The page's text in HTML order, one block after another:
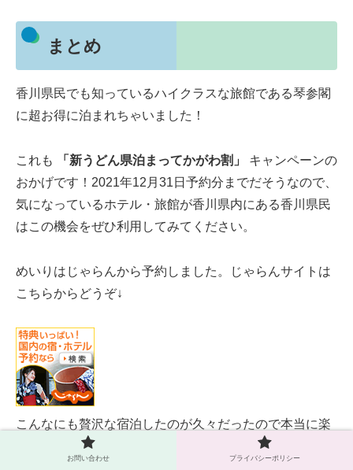
まとめ
香川県民でも知っているハイクラスな旅館である琴参閣
に超お得に泊まれちゃいました！
これも 「新うどん県泊まってかがわ割」
キャンペーンの
おかげです！2021年12月31日予約分までだそうなので、
気になっているホテル・旅館が香川県内にある香川県民
はこの機会をぜひ利用してみてください。
めいりはじゃらんから予約しました。じゃらんサイトは
こちらからどうぞ↓
こんなにも贅沢な宿泊したのが久々だったので本当に楽
しかったです！琴参閣がじゃらんアワードで中四国エリ
お問い合わせ プライバシーポリシー